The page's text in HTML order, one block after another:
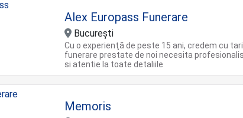
Alex Europass Funerare
Bucureşti
Cu o experienţă de peste 15 ani, credem cu
funerare prestate de noi necesita
si atentie la toate detaliile
Memoris